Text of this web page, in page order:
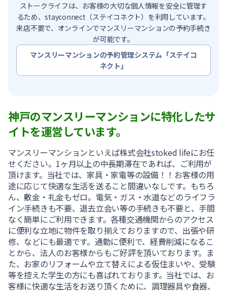
ストークライフは、お客様の大切な個人情報を安全に管理す
るため、stayconnect（ステイコネクト）を利用しています。
来店不要で、オンラインでマンスリーマンションの予約手続き
が可能です。
マンスリーマンションの予約管理システム「ステイコ
ネクト」
神戸のマンスリーマンションに特化したサ
イトを運営しています。
マンスリーマンションといえば株式会社stoked lifeにお任
せください。1ヶ月以上の中長期滞在であれば、ご利用が
頂けます。当社では、家具・家電等の設備！！お客様の用
途に応じて快適な生活を送ること間違いなしです。もちろ
ん、敷金・礼金もゼロ。電気・ガス・水道などのライフラ
イン手続きも不要、退去立会い等の手続きも不要と、手間
なく簡単にご利用できます。各種交通機関からのアクセス
に便利な立地に物件を取り揃えておりますので、出張や研
修、などにも最適です。通勤に便利で、経費削減になるこ
とから、法人のお客様からもご好評を頂いております。ま
た、お家のリフォームや立て替えによる仮住まいや、受験
等を控えた学生の方にも喜ばれております。当社では、お
客様に快適な生活をお送り頂くために、調理器具や食器、